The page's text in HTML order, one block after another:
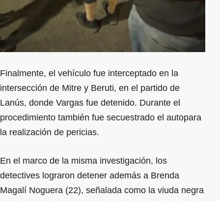
Finalmente, el vehículo fue interceptado en la
intersección de Mitre y Beruti, en el partido de
Lanús, donde Vargas fue detenido. Durante el
procedimiento también fue secuestrado el autopara
la realización de pericias.
En el marco de la misma investigación, los
detectives lograron detener además a Brenda
Magalí Noguera (22), señalada como la viuda negra